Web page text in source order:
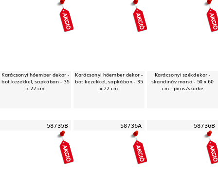
Karácsonyi hóember dekor -
bot kezekkel, sapkában - 35
x 22 cm
Karácsonyi hóember dekor -
bot kezekkel, sapkában - 35
x 22 cm
Karácsonyi székdekor -
skandináv manó - 50 x 60
cm - piros/szürke
58735B 58736A 58736B